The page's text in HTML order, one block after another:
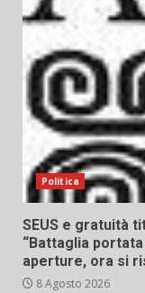
Politica
SEUS e gratuità
“Battaglia
aperture, ora si
8 Agosto 2026